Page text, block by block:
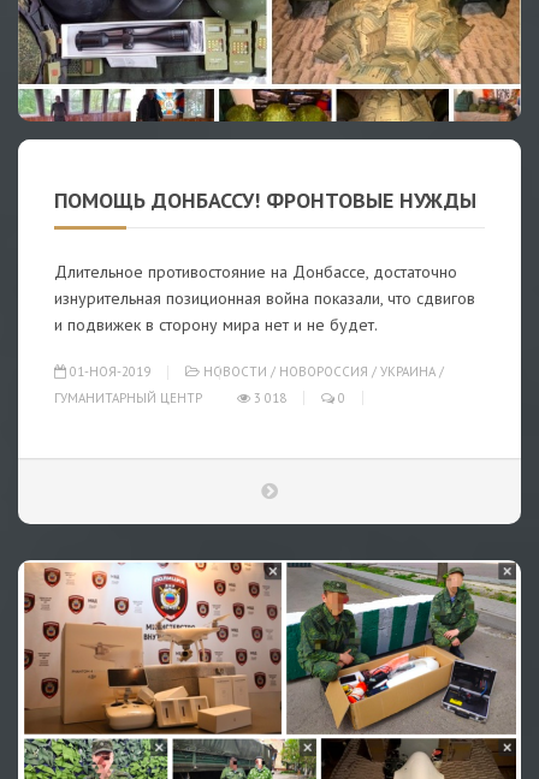
ПОМОЩЬ ДОНБАССУ! ФРОНТОВЫЕ НУЖДЫ
Длительное противостояние на Донбассе, достаточно
изнурительная позиционная война показали, что сдвигов
и подвижек в сторону мира нет и не будет.
01-НОЯ-2019 НОВОСТИ / НОВОРОССИЯ / УКРАИНА /
ГУМАНИТАРНЫЙ ЦЕНТР
3 018 0